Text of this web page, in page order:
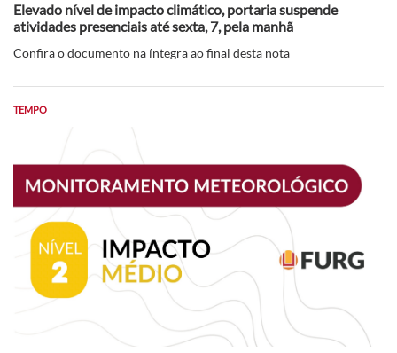
Elevado nível de impacto climático, portaria suspende
atividades presenciais até sexta, 7, pela manhã
Confira o documento na íntegra ao final desta nota
TEMPO